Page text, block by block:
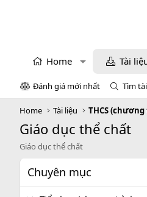
Home Tài
Đánh giá mới nhất Tìm
Home Tài liệu THCS
Giáo dục thể chất
Giáo dục thể chất
Chuyên mục